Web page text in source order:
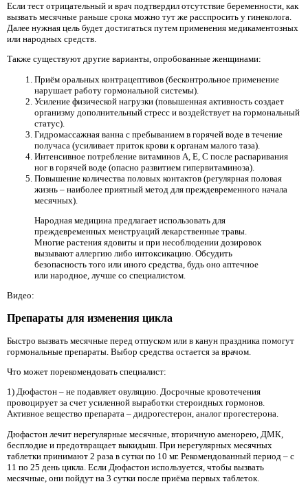
Если тест отрицательный и врач подтвердил отсутствие беременности, как
вызвать месячные раньше срока можно тут же расспросить у гинеколога.
Далее нужная цель будет достигаться путем применения медикаментозных
или народных средств.
Также существуют другие варианты, опробованные женщинами:
Приём оральных контрацептивов (бесконтрольное применение
нарушает работу гормональной системы).
Усиление физической нагрузки (повышенная активность создает
организму дополнительный стресс и воздействует на гормональный
статус).
Гидромассажная ванна с пребыванием в горячей воде в течение
получаса (усиливает приток крови к органам малого таза).
Интенсивное потребление витаминов A, E, C после распаривания
ног в горячей воде (опасно развитием гипервитаминоза).
Повышение количества половых контактов (регулярная половая
жизнь – наиболее приятный метод для преждевременного начала
месячных).
Народная медицина предлагает использовать для
преждевременных менструаций лекарственные травы.
Многие растения ядовиты и при несоблюдении дозировок
вызывают аллергию либо интоксикацию. Обсудить
безопасность того или иного средства, будь оно аптечное
или народное, лучше со специалистом.
Видео:
Препараты для изменения цикла
Быстро вызвать месячные перед отпуском или в канун праздника помогут
гормональные препараты. Выбор средства остается за врачом.
Что может порекомендовать специалист:
1) Дюфастон – не подавляет овуляцию. Досрочные кровотечения
провоцирует за счет усиленной выработки стероидных гормонов.
Активное вещество препарата – дидрогестерон, аналог прогестерона.
Дюфастон лечит нерегулярные месячные, вторичную аменорею, ДМК,
бесплодие и предотвращает выкидыш. При нерегулярных месячных
таблетки принимают 2 раза в сутки по 10 мг. Рекомендованный период – с
11 по 25 день цикла. Если Дюфастон используется, чтобы вызвать
месячные, они пойдут на 3 сутки после приёма первых таблеток.